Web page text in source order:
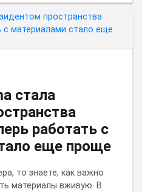
стала
работать с
еще проще
то знаете, как важно
материалы вживую. В